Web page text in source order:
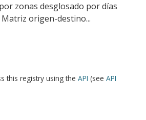
zonas desglosado por días
origen-destino...
this registry using the API (see API